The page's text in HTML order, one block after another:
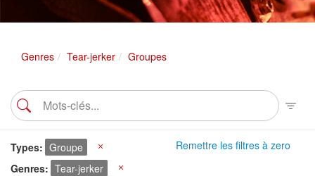
Genres Tear-jerker Groupes
Remettre les filtres à zero
Types Groupe
Genres
Tear-jerker